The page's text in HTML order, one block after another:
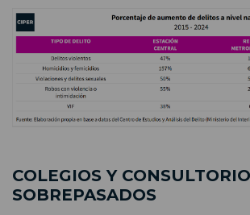
COLEGIOS Y
SOBREPASADOS